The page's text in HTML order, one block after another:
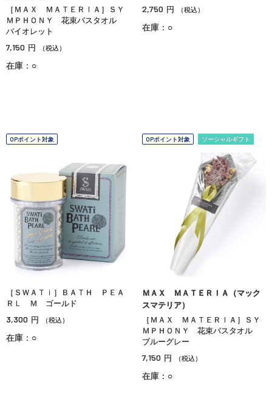
［ＭＡＸ ＭＡＴＥＲＩＡ］ＳＹ
ＭＰＨＯＮＹ 花束バスタオル
バイオレット
7,150 円 （税込）
在庫：○
2,750 円 （税込）
在庫：○
OPポイント対象
［ＳＷＡＴｉ］ＢＡＴＨ ＰＥＡ
ＲＬ Ｍ ゴールド
3,300 円 （税込）
在庫：○
OPポイント対象 ソーシャルギフト
ＭＡＸ ＭＡＴＥＲＩＡ（マック
スマテリア）
［ＭＡＸ ＭＡＴＥＲＩＡ］ＳＹ
ＭＰＨＯＮＹ 花束バスタオル
ブルーグレー
7,150 円 （税込）
在庫：○